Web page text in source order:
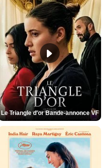
Le Triangle d'or Bande-annonce VF